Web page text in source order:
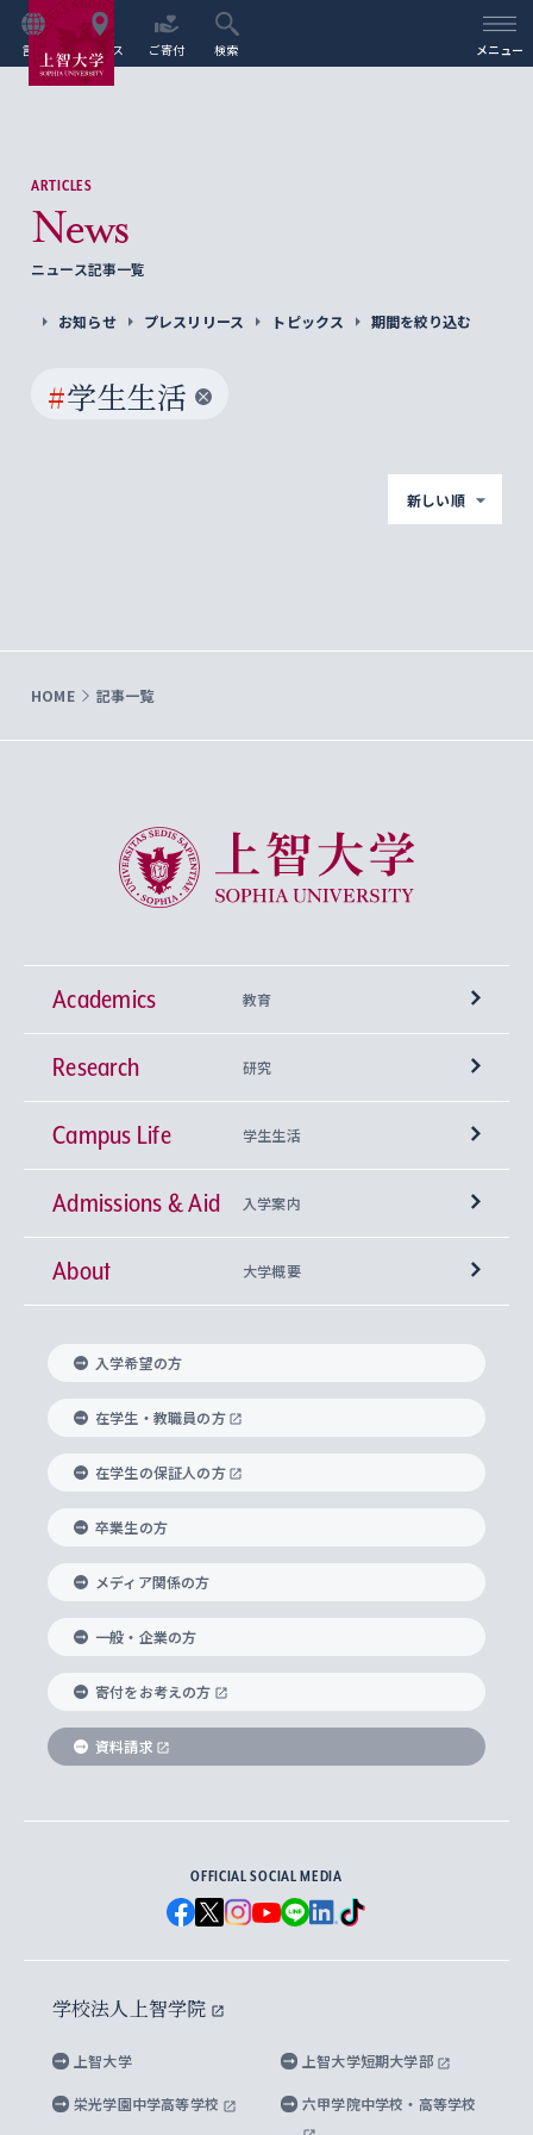
言語 アクセス ご寄付 検索 メニュー
ARTICLES
News
ニュース記事一覧
お知らせ プレスリリース トピックス 期間を絞り込む
#学生生活
新しい順
HOME 記事一覧
上智大学 Sophia University
Academics 教育
学部
神学部
文学部
総合人間科学部
経済学部
外国語学部
総合グローバル学部
国際教養学部
理工学部
Futures） – 持続可能な未来を考える６学科連携
興味から学科を探す
上智大学の全学共通教育
基盤教育センター
キリスト教人間学
身体知
思考と表現
データサイエンス
上智大学の語学教育
言語教育研究センター
上智大学のグローバル教育
グローバル教育センター
上智大学で学ぶ
海外で学ぶ
学びのサポート
大学院
神学研究科
実践宗教学研究科
総合人間科学研究科
経済学研究科
グローバル・スタディーズ研究科
助産学専攻科
生涯学習
Research 研究
研究所 等
キリスト教文化研究所
中世思想研究所
国際言語情報研究所
グローバル・コンサーン研究所
比較文化研究所
ヨーロッパ研究所
アジア文化研究所
アメリカ・カナダ研究所
メディア・ジャーナリズム研究所
水稀少社会研究センター
先進機械・構造材料イノベーションセンター
Sophia Open Research Weeks (SORW)
産官学連携
知的財産
研究支援制度
重点領域研究・自由課題研究
研究活動に関する法令・研究費の使用について
Campus Life 学生生活
学期区分と授業時間割
課外活動
課外教育プログラム
ボランティア活動
グローバルな学びのコミュニティ
学生の相談窓口
心身の健康相談
ハラスメント防止の取り組み
障がいのある学生への支援
キャリア形成サポート
キャリア形成支援プログラム
就職（内定先）・進路統計
企業の採用ご担当者様へのご案内
住まいのサポート
Admissions & Aid 入学案内
上智大学で取得できる学位
入れの方針）
科目等履修生
研究生・外国人特別研究生・国費留学生
交換留学生(海外大学から上智大学で学ぶ)
ノンディグリー生
Sophia Short-term Program受講生
学費・奨学金
学部入学前に出願する奨学金
国による高等教育の修学支援新制度
大学院生対象の奨学金
海外留学する際の費用と奨学金
About 大学概要
理事長・学長メッセージ
学長・副学長紹介
上智大学の精神
上智大学の理念
上智大学の沿革
ソフィア・アーカイブズ
上智大学とカトリック
グローバルエンゲージメント
上智大学を訪れた世界の知性
国連Weeks・アフリカWeeks
ダイバーシティ＆サステナビリティへの取り組み
上智大学公式ソーシャルメディア
学校法人上智学院について
数字で見る上智大学
上智大学のネットワーク
父母・保証人とのネットワーク
学外とのネットワーク
上智大学の出版物
上智大学大学案内・大学院案内
英文広報誌 SOPHIA magazine
上智大学のビジュアル・アイデンティティ
上智大学ビジュアル・アイデンティティ
上智大学校歌 ・上智大学学生歌
上智大学への取材・キャンパスでの撮影について
上智大学の公開情報
上智大学の教育研究活動等の情報公表
キャンパス案内
入学希望の方
在学生・教職員の方
在学生の保証人の方
卒業生の方
メディア関係の方
一般・企業の方
寄付をお考えの方
資料請求
OFFICIAL SOCIAL MEDIA
学校法人上智学院
上智大学 上智大学短期大学部
栄光学園中学高等学校 六甲学院中学校・高等学校